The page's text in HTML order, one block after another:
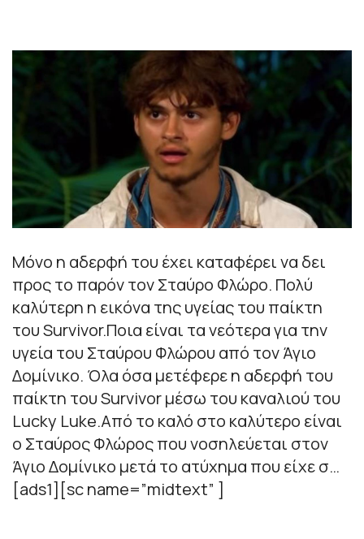
Μόνο η αδερφή του έχει καταφέρει να δει
προς το παρόν τον Σταύρο Φλώρο. Πολύ
καλύτερη η εικόνα της υγείας του παίκτη
του Survivor.Ποια είναι τα νεότερα για την
υγεία του Σταύρου Φλώρου από τον Άγιο
Δομίνικο. Όλα όσα μετέφερε η αδερφή του
παίκτη του Survivor μέσω του καναλιού του
Lucky Luke.Από το καλό στο καλύτερο είναι
ο Σταύρος Φλώρος που νοσηλεύεται στον
Άγιο Δομίνικο μετά το ατύχημα που είχε σ…
[ads1][sc name=”midtext” ]